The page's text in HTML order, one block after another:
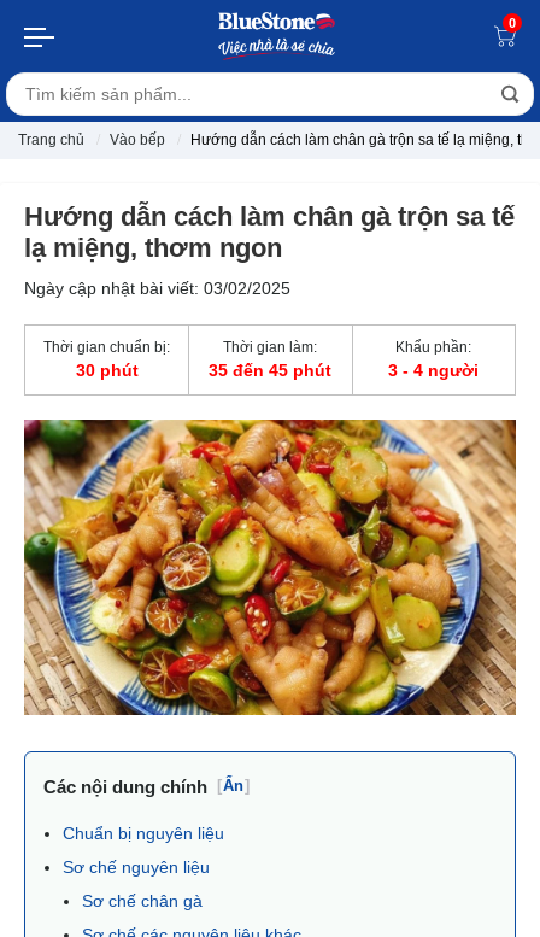
0
Trang chủ Vào bếp Hướng dẫn cách làm chân gà trộn sa tế lạ miệng,
Hướng dẫn cách làm chân gà trộn sa tế
lạ miệng, thơm ngon
Ngày cập nhật bài viết: 03/02/2025
Thời gian chuẩn bị:
30 phút
Thời gian làm:
35 đến 45 phút
Khẩu phần:
3 - 4 người
Các nội dung chính [Ẩn]
Chuẩn bị nguyên liệu
Sơ chế nguyên liệu
Sơ chế chân gà